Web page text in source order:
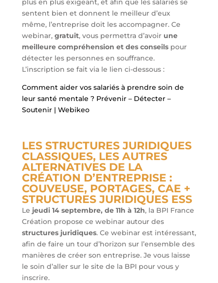
plus en plus exigeant, et afin que les salariés se
sentent bien et donnent le meilleur d’eux
même, l’entreprise doit les accompagner. Ce
webinar, gratuit, vous permettra d’avoir une
meilleure compréhension et des conseilspour
détecter les personnes en souffrance.
L’inscription se fait via le lien ci-dessous :
Comment aider vos salariés à prendre soin de
leur santé mentale ? Prévenir – Détecter –
Soutenir | Webikeo
LES STRUCTURES JURIDIQUES
CLASSIQUES, LES AUTRES
ALTERNATIVES DE LA
CRÉATION D’ENTREPRISE :
COUVEUSE, PORTAGES, CAE +
STRUCTURES JURIDIQUES ESS
Le jeudi 14 septembre, de 11h à 12h, la BPI France
Création propose ce webinar autour des
structures juridiques. Ce webinar est intéressant,
afin de faire un tour d’horizon sur l’ensemble des
manières de créer son entreprise. Je vous laisse
le soin d’aller sur le site de la BPI pour vous y
inscrire.